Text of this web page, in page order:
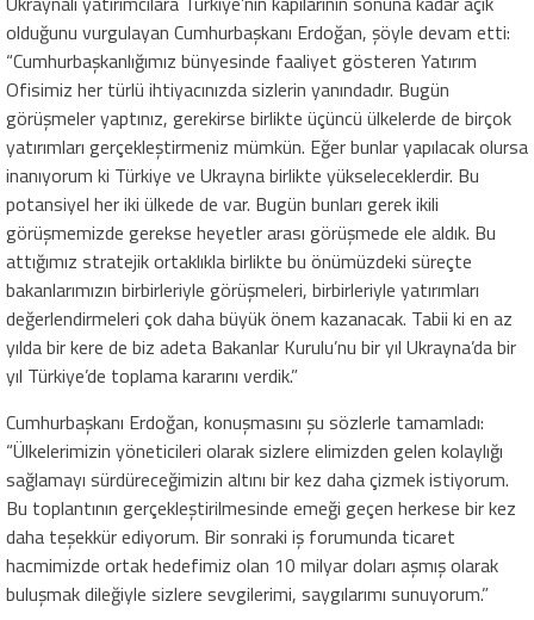
olduğunu vurgulayan Cumhurbaşkanı Erdoğan, şöyle devam etti:
“Cumhurbaşkanlığımız bünyesinde faaliyet gösteren Yatırım
Ofisimiz her türlü ihtiyacınızda sizlerin yanındadır. Bugün
görüşmeler yaptınız, gerekirse birlikte üçüncü ülkelerde de birçok
yatırımları gerçekleştirmeniz mümkün. Eğer bunlar yapılacak olursa
inanıyorum ki Türkiye ve Ukrayna birlikte yükseleceklerdir. Bu
potansiyel her iki ülkede de var. Bugün bunları gerek ikili
görüşmemizde gerekse heyetler arası görüşmede ele aldık. Bu
attığımız stratejik ortaklıkla birlikte bu önümüzdeki süreçte
bakanlarımızın birbirleriyle görüşmeleri, birbirleriyle yatırımları
değerlendirmeleri çok daha büyük önem kazanacak. Tabii ki en az
yılda bir kere de biz adeta Bakanlar Kurulu’nu bir yıl Ukrayna’da bir
yıl Türkiye’de toplama kararını verdik.”
Cumhurbaşkanı Erdoğan, konuşmasını şu sözlerle tamamladı:
“Ülkelerimizin yöneticileri olarak sizlere elimizden gelen kolaylığı
sağlamayı sürdüreceğimizin altını bir kez daha çizmek istiyorum.
Bu toplantının gerçekleştirilmesinde emeği geçen herkese bir kez
daha teşekkür ediyorum. Bir sonraki iş forumunda ticaret
hacmimizde ortak hedefimiz olan 10 milyar doları aşmış olarak
buluşmak dileğiyle sizlere sevgilerimi, saygılarımı sunuyorum.”